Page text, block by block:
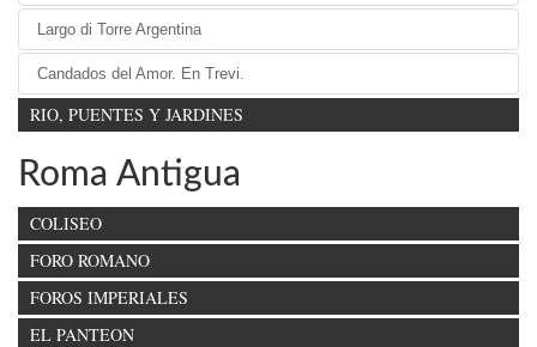
Largo di Torre Argentina
Candados del Amor. En Trevi.
RIO, PUENTES Y JARDINES
Roma Antigua
COLISEO
FORO ROMANO
FOROS IMPERIALES
EL PANTEON